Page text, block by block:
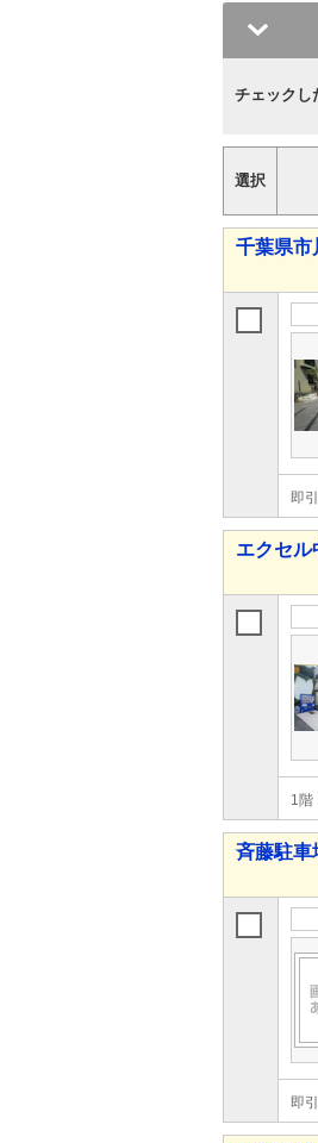
チェックし
選択
千葉県市
即
エクセル
1階
斉藤駐車
即